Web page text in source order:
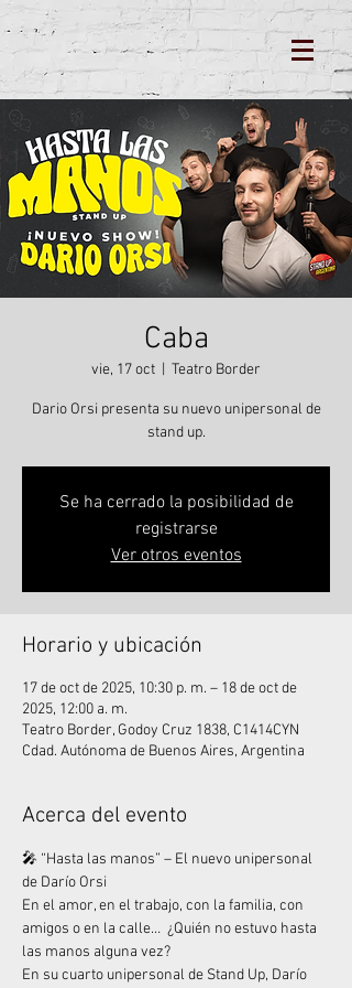
Caba
vie, 17 oct Teatro Border
Dario Orsi presenta su nuevo unipersonal de
stand up.
Se ha cerrado la posibilidad de
registrarse
Ver otros eventos
Horario y ubicación
17 de oct de 2025, 10:30 p. m. – 18 de oct de
2025, 12:00 a. m.
Teatro Border, Godoy Cruz 1838, C1414CYN
Cdad. Autónoma de Buenos Aires, Argentina
Acerca del evento
🎤 “Hasta las manos” – El nuevo unipersonal
de Darío Orsi
En el amor, en el trabajo, con la familia, con
amigos o en la calle…  ¿Quién no estuvo hasta
las manos alguna vez?
En su cuarto unipersonal de Stand Up, Darío